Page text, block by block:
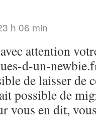
h 06 min
attention
d-un-
de laisser de
possible de
vous en dit,